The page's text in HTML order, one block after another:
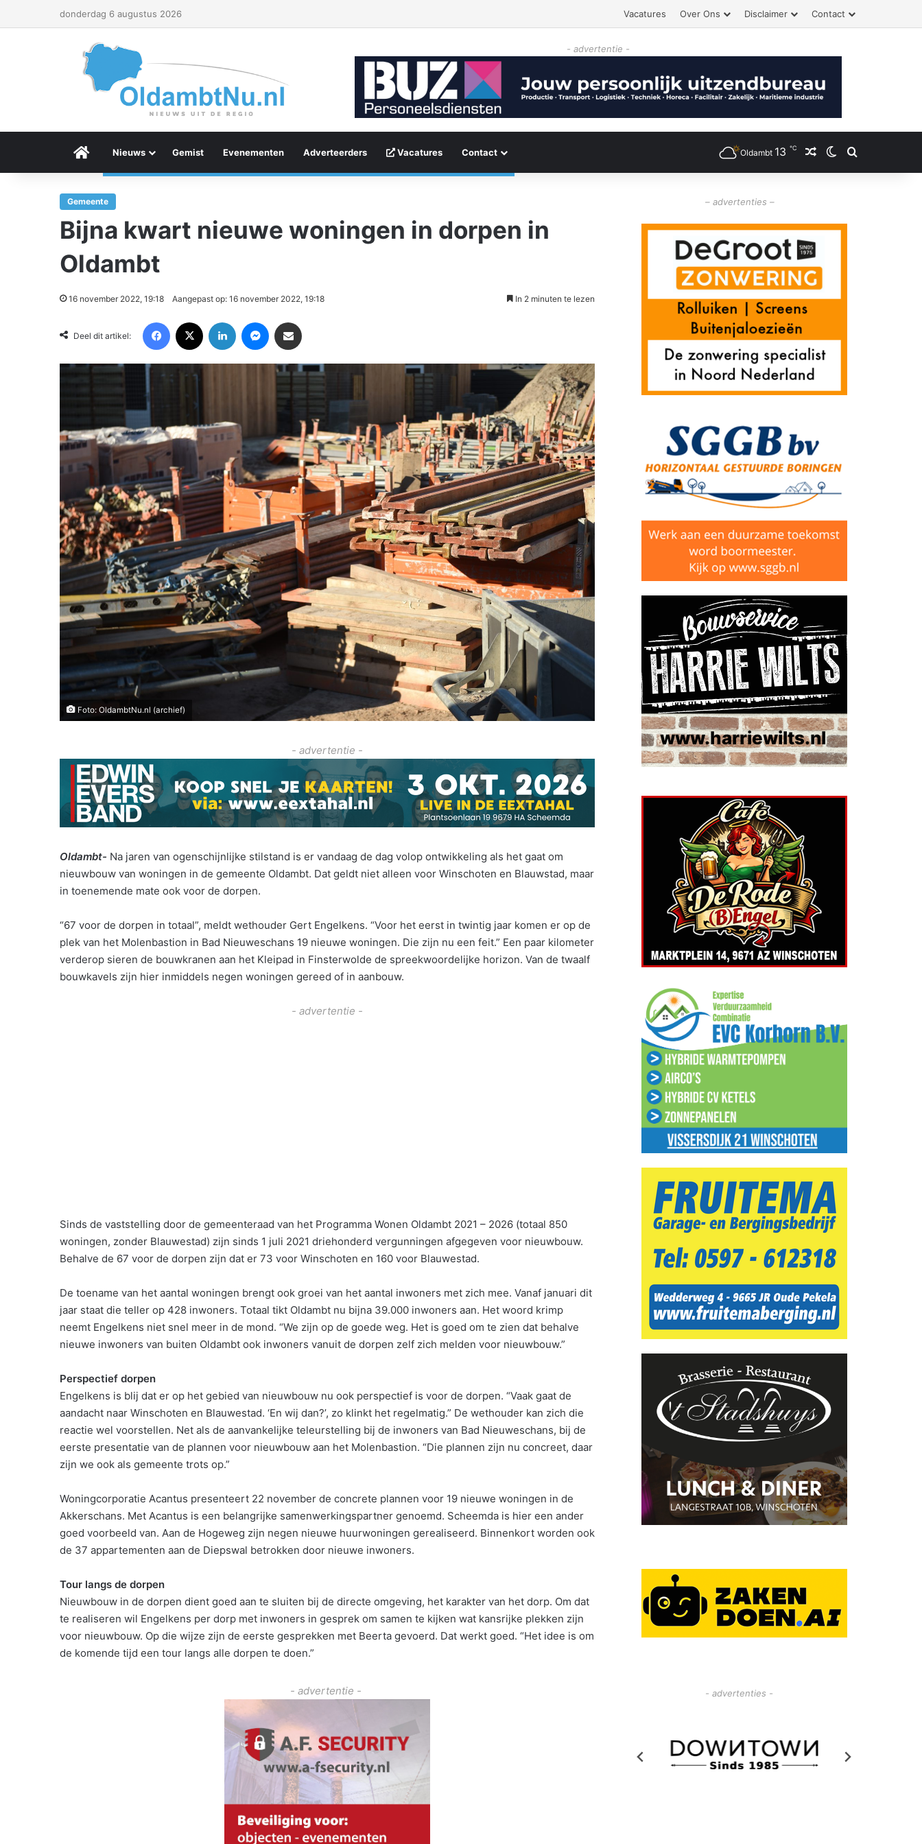
donderdag 6 augustus 2026 Vacatures Over Ons Disclaimer Contact
- advertentie -
Menu Item
Nieuws Gemist Evenementen Adverteerders Vacatures Contact Oldambt 13 ℃ Willekeurig artikel
Switch skin
Zoeken
Gemeente
Bijna kwart nieuwe woningen in dorpen in
Oldambt
16 november 2022, 19:18 Aangepast op: 16 november 2022, 19:18 In 2 minuten te lezen
Deel dit artikel:
Foto: OldambtNu.nl (archief)
- advertentie -
Oldambt- Na jaren van ogenschijnlijke stilstand is er vandaag de dag volop ontwikkeling als het gaat om
nieuwbouw van woningen in de gemeente Oldambt. Dat geldt niet alleen voor Winschoten en Blauwstad, maar
in toenemende mate ook voor de dorpen.
“67 voor de dorpen in totaal”, meldt wethouder Gert Engelkens. “Voor het eerst in twintig jaar komen er op de
plek van het Molenbastion in Bad Nieuweschans 19 nieuwe woningen. Die zijn nu een feit.” Een paar kilometer
verderop sieren de bouwkranen aan het Kleipad in Finsterwolde de spreekwoordelijke horizon. Van de twaalf
bouwkavels zijn hier inmiddels negen woningen gereed of in aanbouw.
- advertentie -
Sinds de vaststelling door de gemeenteraad van het Programma Wonen Oldambt 2021 – 2026 (totaal 850
woningen, zonder Blauwestad) zijn sinds 1 juli 2021 driehonderd vergunningen afgegeven voor nieuwbouw.
Behalve de 67 voor de dorpen zijn dat er 73 voor Winschoten en 160 voor Blauwestad.
De toename van het aantal woningen brengt ook groei van het aantal inwoners met zich mee. Vanaf januari dit
jaar staat die teller op 428 inwoners. Totaal tikt Oldambt nu bijna 39.000 inwoners aan. Het woord krimp
neemt Engelkens niet snel meer in de mond. “We zijn op de goede weg. Het is goed om te zien dat behalve
nieuwe inwoners van buiten Oldambt ook inwoners vanuit de dorpen zelf zich melden voor nieuwbouw.”
Perspectief dorpen
Engelkens is blij dat er op het gebied van nieuwbouw nu ook perspectief is voor de dorpen. “Vaak gaat de
aandacht naar Winschoten en Blauwestad. ‘En wij dan?’, zo klinkt het regelmatig.” De wethouder kan zich die
reactie wel voorstellen. Net als de aanvankelijke teleurstelling bij de inwoners van Bad Nieuweschans, bij de
eerste presentatie van de plannen voor nieuwbouw aan het Molenbastion. “Die plannen zijn nu concreet, daar
zijn we ook als gemeente trots op.”
Woningcorporatie Acantus presenteert 22 november de concrete plannen voor 19 nieuwe woningen in de
Akkerschans. Met Acantus is een belangrijke samenwerkingspartner genoemd. Scheemda is hier een ander
goed voorbeeld van. Aan de Hogeweg zijn negen nieuwe huurwoningen gerealiseerd. Binnenkort worden ook
de 37 appartementen aan de Diepswal betrokken door nieuwe inwoners.
Tour langs de dorpen
Nieuwbouw in de dorpen dient goed aan te sluiten bij de directe omgeving, het karakter van het dorp. Om dat
te realiseren wil Engelkens per dorp met inwoners in gesprek om samen te kijken wat kansrijke plekken zijn
voor nieuwbouw. Op die wijze zijn de eerste gesprekken met Beerta gevoerd. Dat werkt goed. “Het idee is om
de komende tijd een tour langs alle dorpen te doen.”
- advertentie -
– advertenties –
- advertenties -